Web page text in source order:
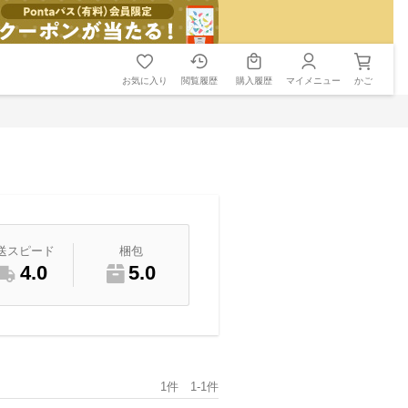
お気に入り 閲覧履歴 購入履歴 マイメニュー かご
スピード
4.0
梱包
5.0
1件 1-1件